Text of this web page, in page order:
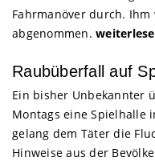
Fahrmanöver durch.
abgenommen.
Raubüberfall auf
Ein bisher Unbekannter
Montags eine Spielhalle
gelang dem Täter die
Hinweise aus der